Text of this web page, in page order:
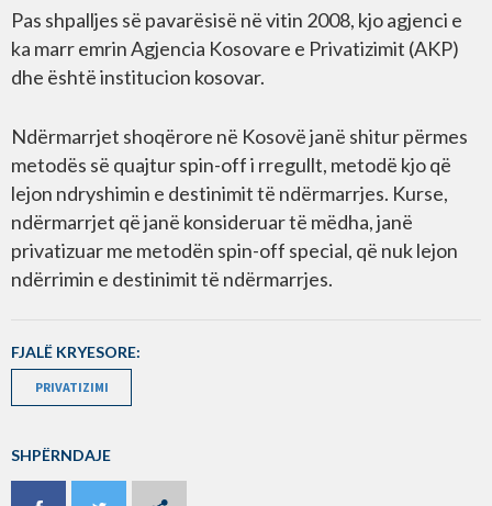
Pas shpalljes së pavarësisë në vitin 2008, kjo agjenci e
ka marr emrin Agjencia Kosovare e Privatizimit (AKP)
dhe është institucion kosovar.
Ndërmarrjet shoqërore në Kosovë janë shitur përmes
metodës së quajtur spin-off i rregullt, metodë kjo që
lejon ndryshimin e destinimit të ndërmarrjes. Kurse,
ndërmarrjet që janë konsideruar të mëdha, janë
privatizuar me metodën spin-off special, që nuk lejon
ndërrimin e destinimit të ndërmarrjes.
FJALË KRYESORE:
PRIVATIZIMI
SHPËRNDAJE